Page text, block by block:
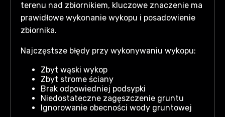
terenu nad zbiornikiem, kluczowe znaczenie ma
prawidłowe wykonanie wykopu i posadowienie
zbiornika.
Najczęstsze błędy przy wykonywaniu wykopu:
Zbyt wąski wykop
Zbyt strome ściany
Brak odpowiedniej podsypki
Niedostateczne zagęszczenie gruntu
Ignorowanie obecności wody gruntowej